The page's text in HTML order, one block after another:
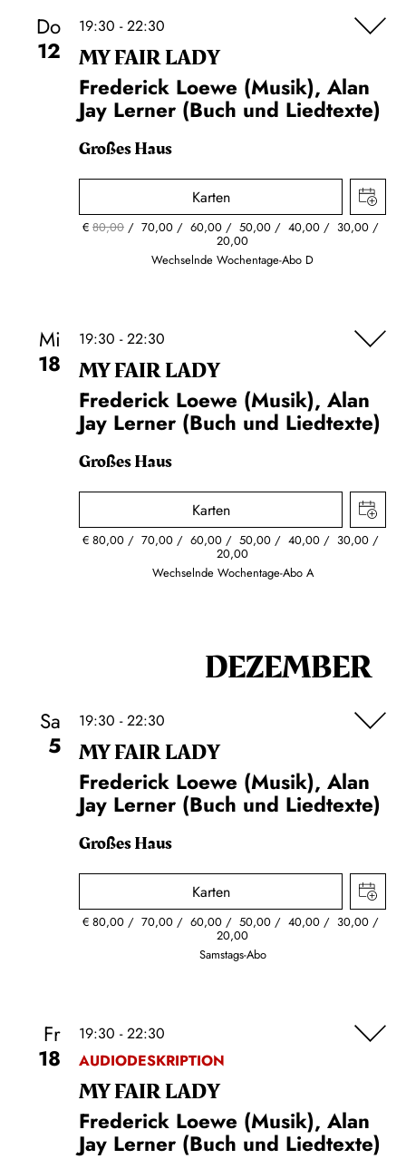
Do
12
19:30 - 22:30
MY FAIR LADY
Frederick Loewe (Musik), Alan
Jay Lerner (Buch und Liedtexte)
Großes Haus
Karten
€80,00 70,00 60,00 50,00 40,00 30,00
20,00
Wechselnde Wochentage-Abo D
Mi
18
19:30 - 22:30
MY FAIR LADY
Frederick Loewe (Musik), Alan
Jay Lerner (Buch und Liedtexte)
Großes Haus
Karten
€80,00 70,00 60,00 50,00 40,00 30,00
20,00
Wechselnde Wochentage-Abo A
DEZEMBER
Sa
5
19:30 - 22:30
MY FAIR LADY
Frederick Loewe (Musik), Alan
Jay Lerner (Buch und Liedtexte)
Großes Haus
Karten
€80,00 70,00 60,00 50,00 40,00 30,00
20,00
Samstags-Abo
Fr
18
19:30 - 22:30
AUDIODESKRIPTION
MY FAIR LADY
Frederick Loewe (Musik), Alan
Jay Lerner (Buch und Liedtexte)